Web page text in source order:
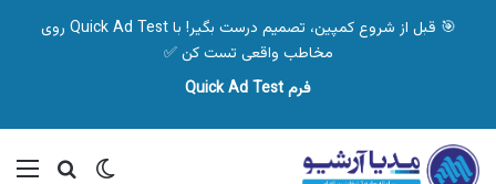
🎯 قبل از شروع کمپین، تصمیم درست بگیر! با Quick Ad Test روی
مخاطب واقعی تست کن ✅
فرم Quick Ad Test
تغییر پوسته